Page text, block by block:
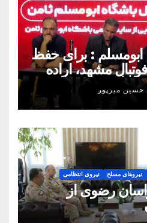
ابومسلم : برای حفظ
مشهد، اراده
بگیرد
حسین میرپور
نیروهای مسلح نیروی انتظامی
رضوی از